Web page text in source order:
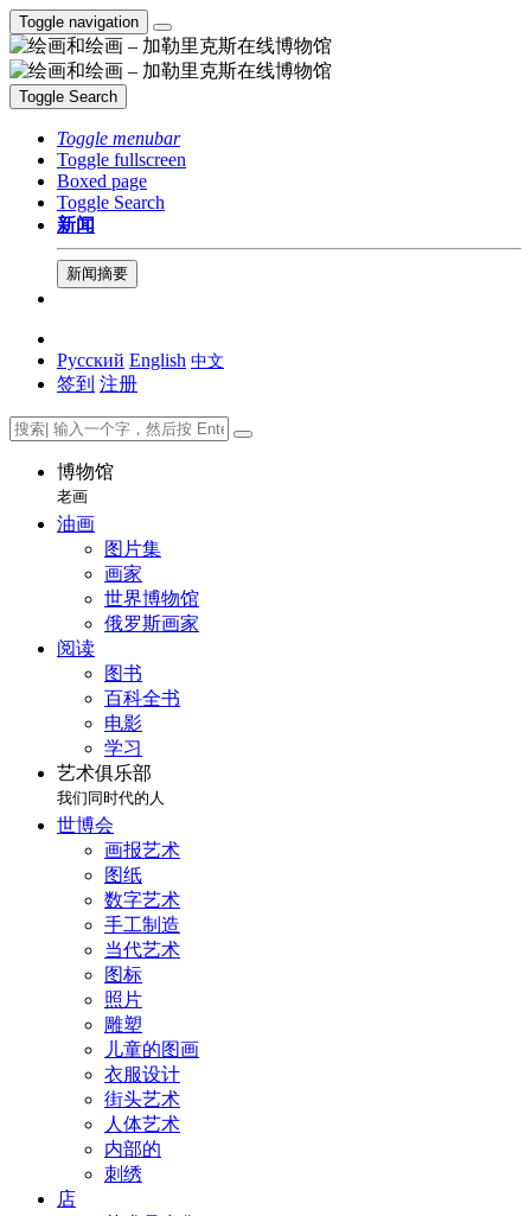
Toggle navigation
Toggle Search
Toggle menubar
Toggle fullscreen
Boxed page
Toggle Search
新闻
新闻摘要
Русский English 中文
签到 注册
博物馆
老画
油画
图片集
画家
世界博物馆
俄罗斯画家
阅读
图书
百科全书
电影
学习
艺术俱乐部
我们同时代的人
世博会
画报艺术
图纸
数字艺术
手工制造
当代艺术
图标
照片
雕塑
儿童的图画
衣服设计
街头艺术
人体艺术
内部的
刺绣
店